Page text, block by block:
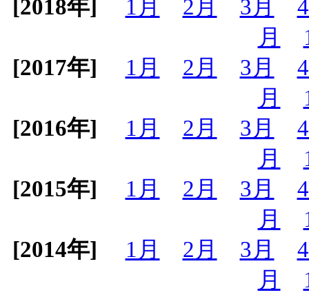
[2018年] 1月 2月 3月
月
[2017年]
1月 2月 3月
月
[2016年]
1月 2月 3月
月
[2015年]
1月 2月 3月
月
[2014年]
1月 2月 3月
月